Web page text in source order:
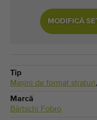
MODIFICĂ
Tip
Maşini de format straturi,
Marcă
Bärtschi Fobro